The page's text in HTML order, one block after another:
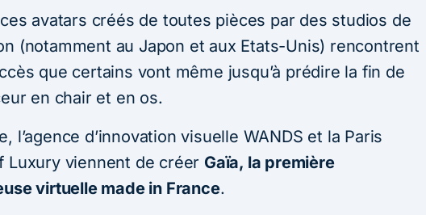
avatars créés de toutes pièces par des studios de
(notamment au Japon et aux Etats-Unis) rencontrent
que certains vont même jusqu’à prédire la fin de
en chair et en os.
l’agence d’innovation visuelle WANDS et la Paris
Luxury viennent de créer Gaïa, la première
virtuelle made in France.